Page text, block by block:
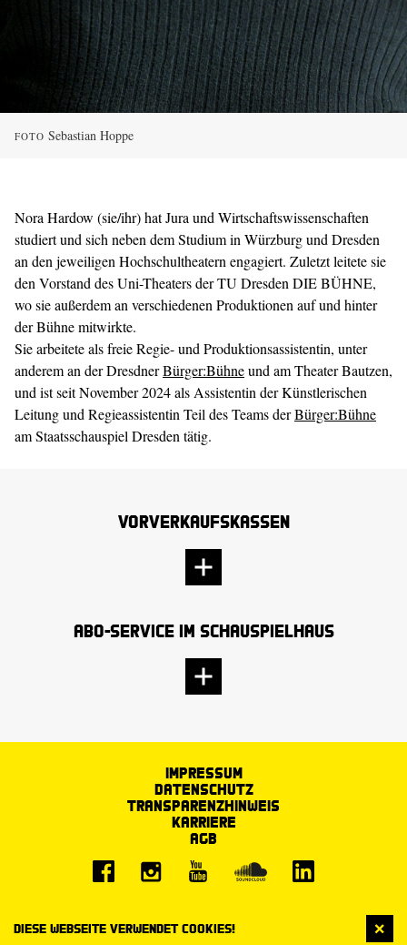
Diese Webseite verwendet Cookies!
FOTO Sebastian Hoppe
Nora Hardow (sie/ihr) hat Jura und Wirtschaftswissenschaften
studiert und sich neben dem Studium in Würzburg und Dresden
an den jeweiligen Hochschultheatern engagiert. Zuletzt leitete sie
den Vorstand des Uni-Theaters der TU Dresden DIE BÜHNE,
wo sie außerdem an verschiedenen Produktionen auf und hinter
der Bühne mitwirkte.
Sie arbeitete als freie Regie- und Produktionsassistentin, unter
anderem an der DresdnerBürger:Bühneund am Theater Bautzen,
und ist seit November 2024 als Assistentin der Künstlerischen
Leitung und Regieassistentin Teil des Teams derBürger:Bühne
am Staatsschauspiel Dresden tätig.
Vorverkaufskassen
Abo-Service im Schauspielhaus
Impressum
Datenschutz
Transparenzhinweis
Karriere
AGB